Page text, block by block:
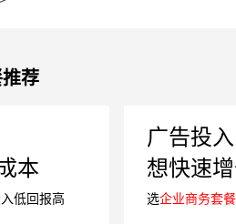
荐
本
低回报高
广告投
想快速
选企业商务套餐